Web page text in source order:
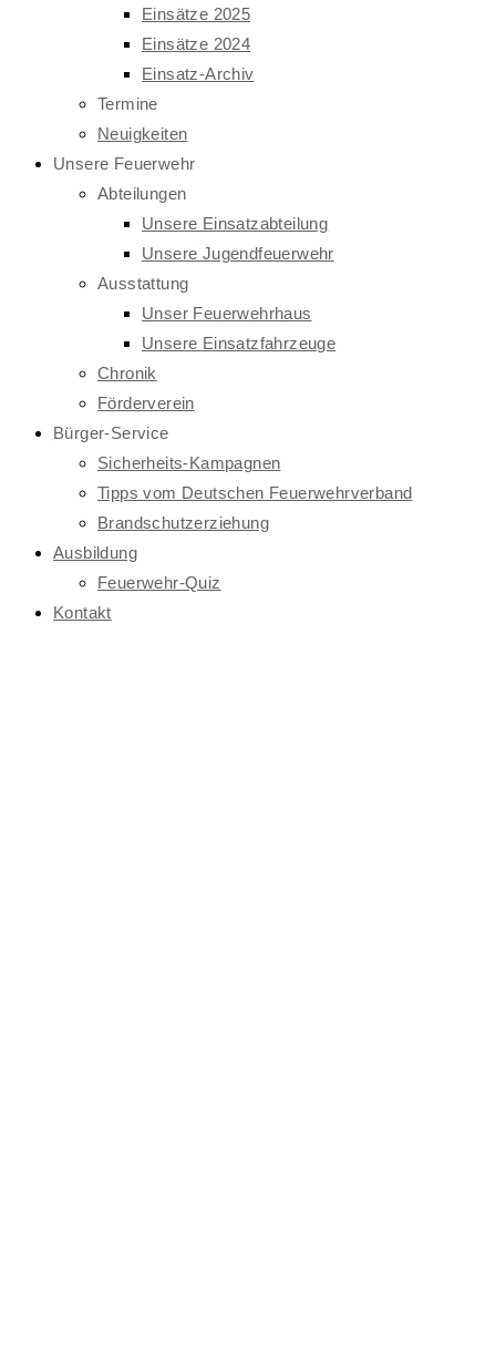
Einsätze 2025
Einsätze 2024
Einsatz-Archiv
Termine
Neuigkeiten
Unsere Feuerwehr
Abteilungen
Unsere Einsatzabteilung
Unsere Jugendfeuerwehr
Ausstattung
Unser Feuerwehrhaus
Unsere Einsatzfahrzeuge
Chronik
Förderverein
Bürger-Service
Sicherheits-Kampagnen
Tipps vom Deutschen Feuerwehrverband
Brandschutzerziehung
Ausbildung
Feuerwehr-Quiz
Kontakt